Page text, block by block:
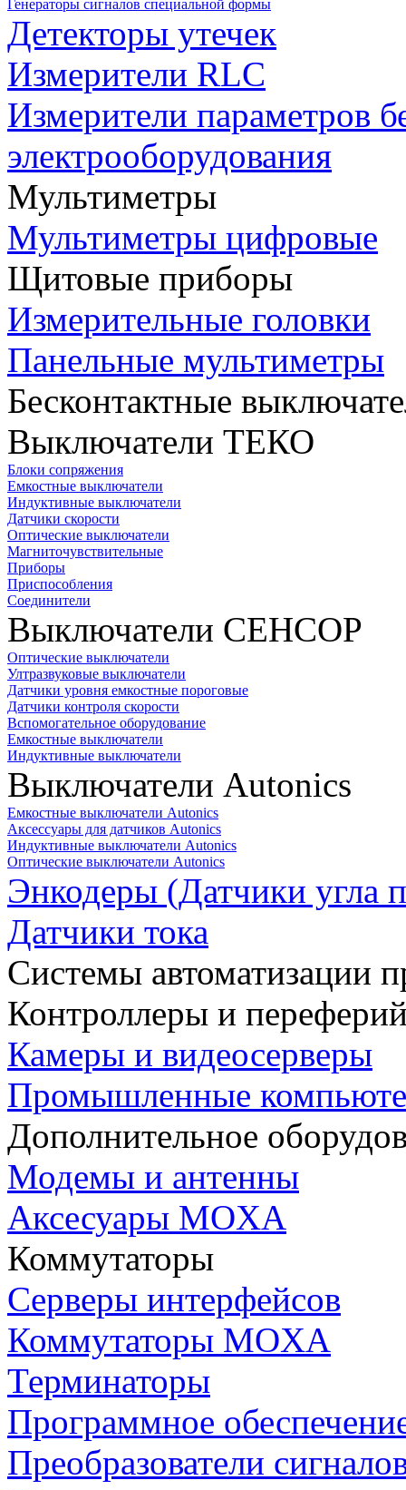
Генераторы сигналов специальной формы
Детекторы утечек
Измерители RLC
Измерители параметров
электрооборудования
Мультиметры
Мультиметры цифровые
Щитовые приборы
Измерительные головки
Панельные мультиметры
Бесконтактные
Выключатели ТЕКО
Блоки сопряжения
Емкостные выключатели
Индуктивные выключатели
Датчики скорости
Оптические выключатели
Магниточувствительные
Приборы
Приспособления
Соединители
Выключатели СЕНСОР
Оптические выключатели
Ултразвуковые выключатели
Датчики уровня емкостные пороговые
Датчики контроля скорости
Вспомогательное оборудование
Емкостные выключатели
Индуктивные выключатели
Выключатели Autonics
Емкостные выключатели Autonics
Аксессуары для датчиков Autonics
Индуктивные выключатели Autonics
Оптические выключатели Autonics
Энкодеры (Датчики угла
Датчики тока
Системы автоматизации
Контроллеры и
Камеры и видеосерверы
Промышленные
Дополнительное
Модемы и антенны
Аксесуары MOXA
Коммутаторы
Серверы интерфейсов
Коммутаторы MOXA
Терминаторы
Программное
Преобразователи